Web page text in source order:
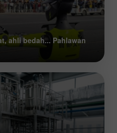
ahli bedah... Pahlawan